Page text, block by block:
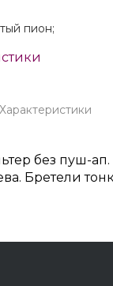
пион;
Характеристики
без пуш-
Бретели